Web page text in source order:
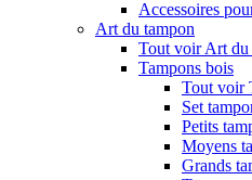
Accessoires
Art du tampon
Tout voir Art du
Tampons bois
Tout voir
Set
Petits
Moyens
Grands